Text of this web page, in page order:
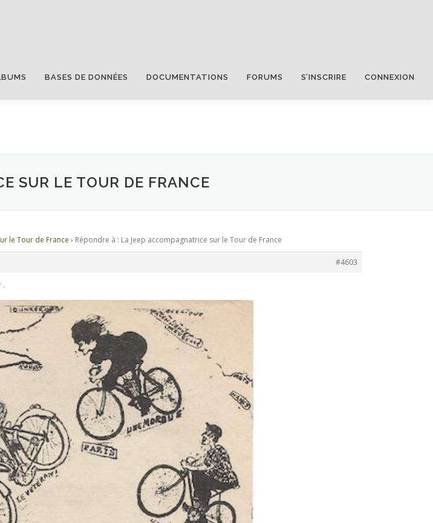
BASES DE DONNÉES DOCUMENTATIONS FORUMS S’INSCRIRE CONNEXION
SUR LE TOUR DE FRANCE
le Tour de France › Répondre à : La Jeep accompagnatrice sur le Tour de France
#4603
.